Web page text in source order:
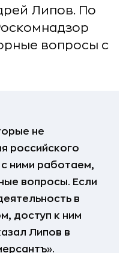
Липов. По
вопросы с
не
российского
ними работаем,
вопросы. Если
в
доступ к ним
Липов в